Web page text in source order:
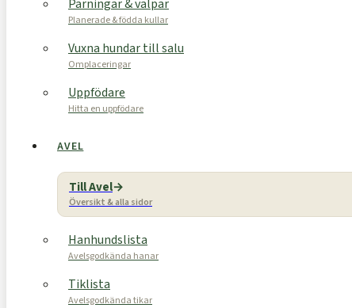
Parningar & valpar
Planerade & födda kullar
Vuxna hundar till salu
Omplaceringar
Uppfödare
Hitta en uppfödare
AVEL
Till Avel
Översikt & alla sidor
Hanhundslista
Avelsgodkända hanar
Tiklista
Avelsgodkända tikar